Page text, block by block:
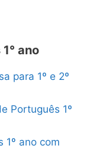
ano
para 1º e 2º
Português 1º
1º ano com